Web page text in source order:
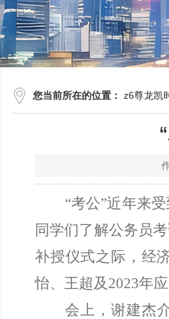
您当前所在的位置： z6尊龙凯
“考公”近年来
同学们了解公务员
补授仪式之际，经
怡、王超及2023年
会上，谢建杰